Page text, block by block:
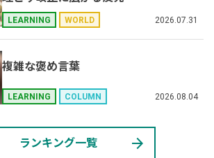
LEARNING WORLD 2026.07.31
複雑な褒め言葉
LEARNING COLUMN 2026.08.04
ランキング一覧 arrow_forward